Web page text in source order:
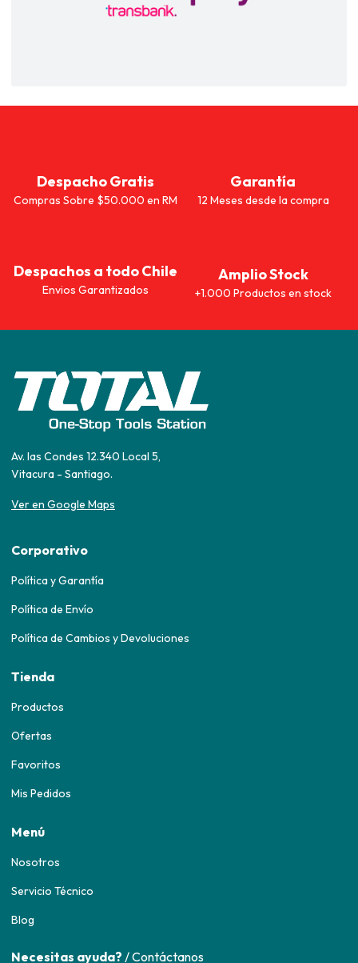
Despacho Gratis
Compras Sobre $50.000 en RM
Garantía
12 Meses desde la compra
Despachos a todo Chile
Envios Garantizados
Amplio Stock
+1.000 Productos en stock
Av. las Condes 12.340 Local 5,
Vitacura - Santiago.
Ver en Google Maps
Corporativo
Política y Garantía
Política de Envío
Política de Cambios y Devoluciones
Tienda
Productos
Ofertas
Favoritos
Mis Pedidos
Menú
Nosotros
Servicio Técnico
Blog
Necesitas ayuda? / Contáctanos